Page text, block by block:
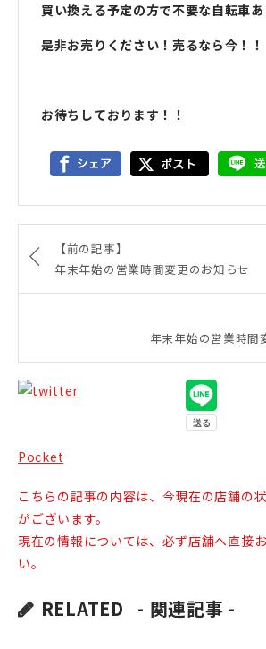
買い換える予定の方で不要な自転車
是非お売りください！売るなら今！！
お待ちしております！！
【前の記事】
年末年始の営業時間変更のお知らせ
年末年始の営業時間
Pocket
こちらの記事の内容は、今現在の店舗の
がございます。
現在の情報については、必ず店舗へ直接
い。
RELATED - 関連記事 -